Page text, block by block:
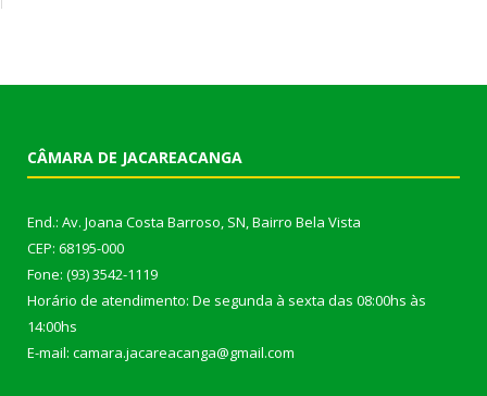
CÂMARA DE JACAREACANGA
End.: Av. Joana Costa Barroso, SN, Bairro Bela Vista
CEP: 68195-000
Fone: (93) 3542-1119
Horário de atendimento: De segunda à sexta das 08:00hs às
14:00hs
E-mail: camara.jacareacanga@gmail.com